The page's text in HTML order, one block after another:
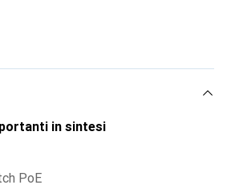
di cinque porte Ethernet RJ45
di streaming e computer. Le
includono Power over Ethernet
la porta 1 o l'alimentatore USB
eliminando la necessità di una
avanzate di gestione della
(QoS) per la priorizzazione
in sintesi
PoE